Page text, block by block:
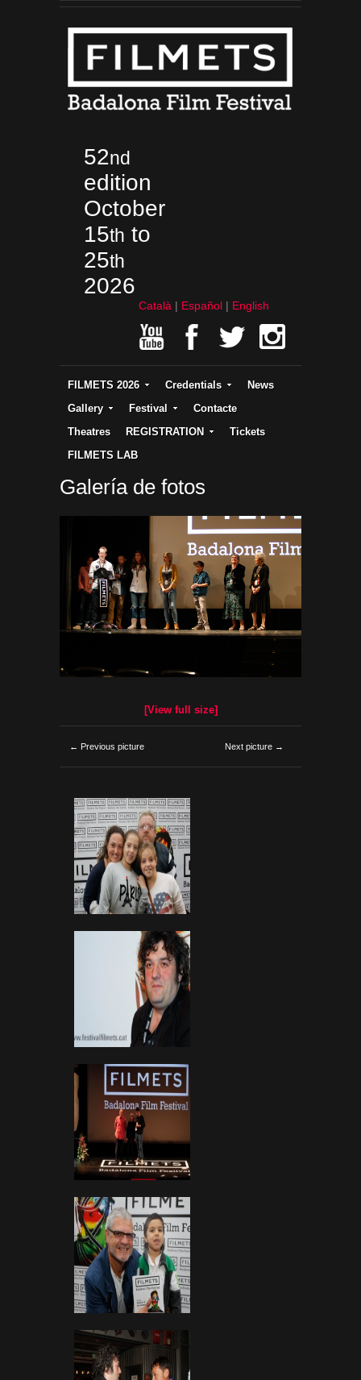
52nd
edition
October
15th to
25th
2026
Català Español English
FILMETS 2026 Credentials
News
Gallery
Festival
Contacte
Theatres
REGISTRATION
Tickets
FILMETS LAB
Galería de fotos
[View full size]
← Previous picture Next picture →